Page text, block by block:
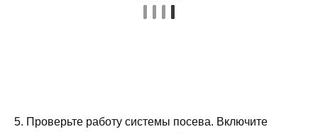
5. Проверьте работу системы посева. Включите